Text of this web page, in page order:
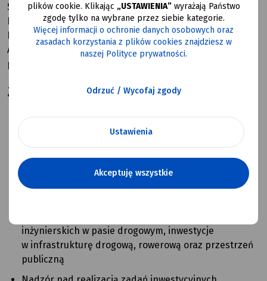
Symbol: PI
Kierujący Biurem: Zając Monika
Numer Telefonu:+48 32 31 71 216
Adres wydziału: Budynek szkoły, pl. Wolności 5 ( parter)
pok. 002
Zadania wydziału:
Udzielanie zamówień dotyczących opracowania
dokumentacji projektowych dla zadań inwestycyjnych
i remontowych
Realizacja robót budowlanych i remontowych
na podstawie dokumentacji projektowej – dotyczy
inżynierskich w pasie drogowym, inwestycje
w infrastrukturę drogową, rowerową oraz przestrzeń
publiczną
plików cookie. Klikając „USTAWIENIA”wyrażają Państwo
zgodę tylko na wybrane przez siebie kategorie.
Więcej informacji o ochronie danych osobowych oraz
zasadach korzystania z plików cookies znajdziesz w
naszej Polityce prywatności.
Odrzuć / Wycofaj zgody
Ustawienia
Akceptuję wszystkie